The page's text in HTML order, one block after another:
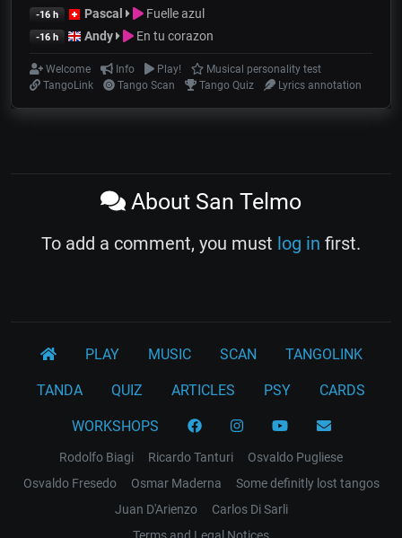
-16 h Pascal Fuelle azul
-16 h Andy En tu corazon
Welcome Info Play!
Musical personality test
TangoLink
Tango Scan Tango Quiz Lyrics annotation
About San Telmo
To add a comment, you must log in first.
PLAY MUSIC SCAN TANGOLINK
TANDA QUIZ ARTICLES PSY CARDS
WORKSHOPS
Rodolfo Biagi Ricardo Tanturi
Osvaldo Pugliese
Osvaldo Fresedo
Osmar Maderna
Some definitly lost tangos
Juan D'Arienzo
Carlos Di Sarli